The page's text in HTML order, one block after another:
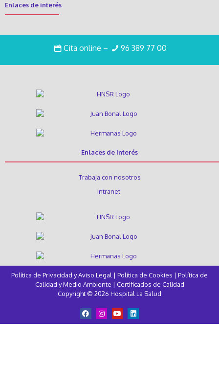
Cita online – 96 389 77 00
Enlaces de interés
Enlaces de interés
Trabaja con nosotros
Intranet
Política de Privacidad y Aviso Legal | Política de Cookies | Política de
Calidad y Medio Ambiente | Certificados de Calidad
Copyright © 2026 Hospital La Salud